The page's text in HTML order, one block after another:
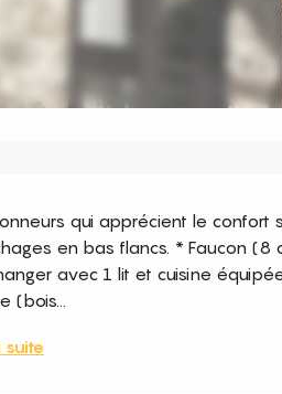
qui apprécient le
en bas flancs. * Faucon (8
avec 1 lit et cuisine
(bois...
suite